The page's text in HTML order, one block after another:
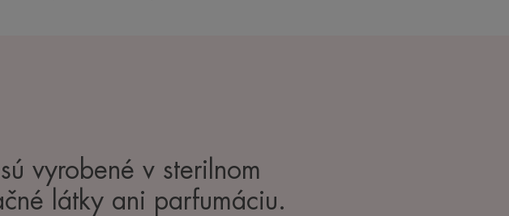
vyrobené v sterilnom
látky ani parfumáciu.